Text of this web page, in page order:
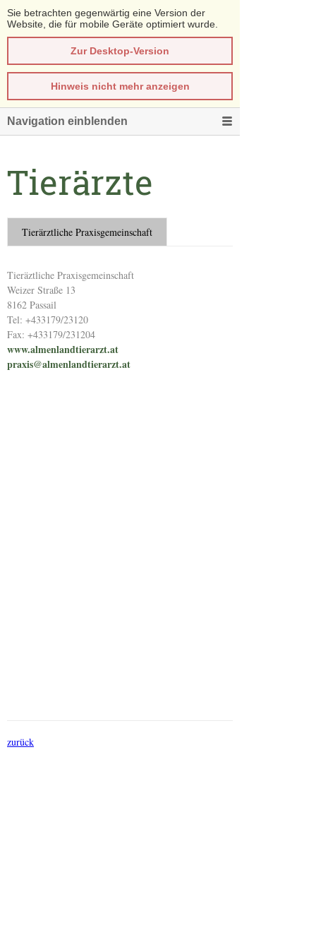
Sie betrachten gegenwärtig eine Version der
Website, die für mobile Geräte optimiert wurde.
Zur Desktop-Version
Hinweis nicht mehr anzeigen
Navigation einblenden
Tierärzte
Tierärztliche Praxisgemeinschaft
Tieräztliche Praxisgemeinschaft
Weizer Straße 13
8162 Passail
Tel: +433179/23120
Fax: +433179/231204
www.almenlandtierarzt.at
praxis@almenlandtierarzt.at
zurück